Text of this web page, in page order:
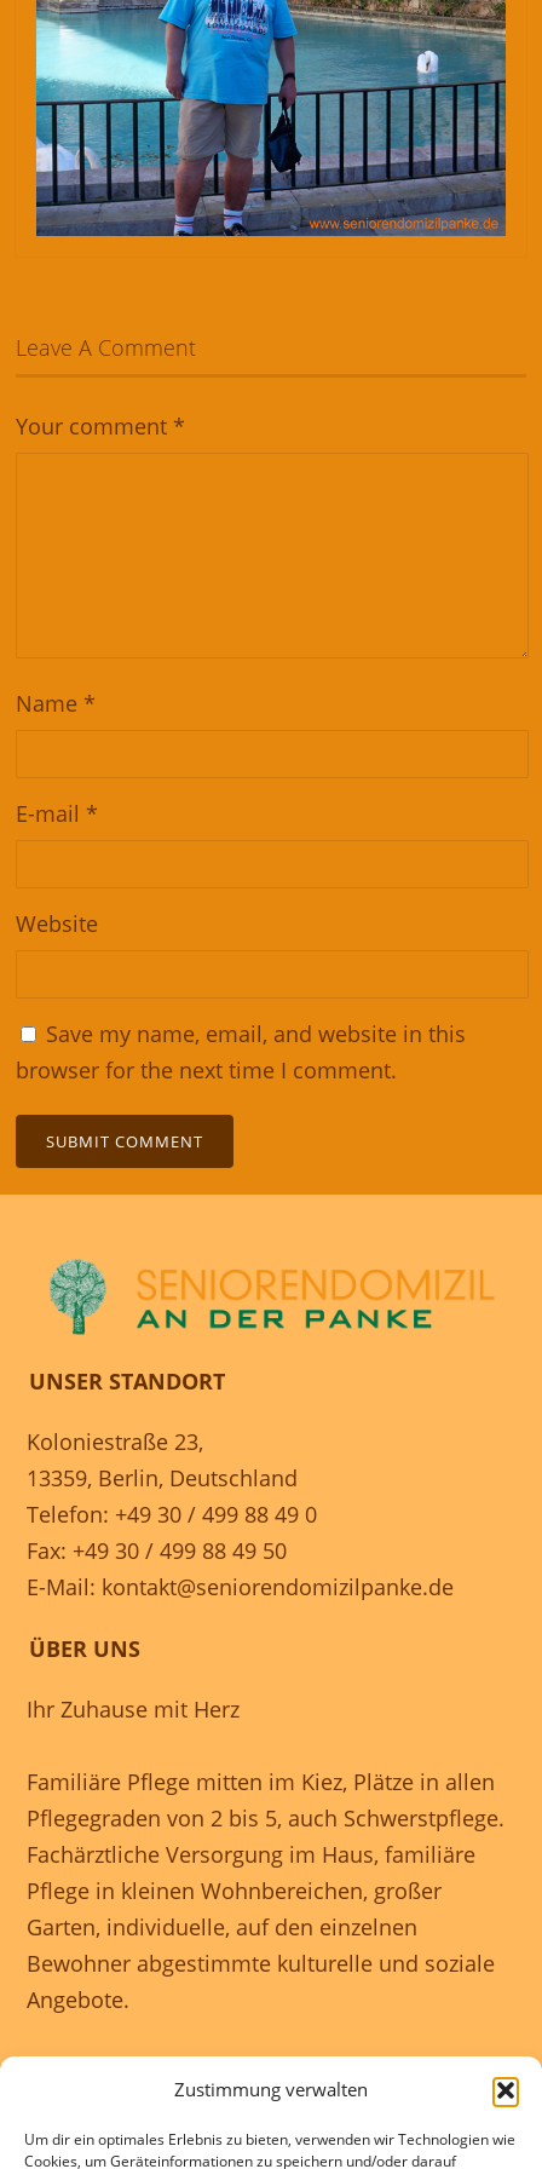
Zustimmung verwalten
Um dir ein optimales Erlebnis zu bieten, verwenden wir Technologien wie
Cookies, um Geräteinformationen zu speichern und/oder darauf
Leave A Comment
Your comment *
Name *
E-mail *
Website
Save my name, email, and website in this
browser for the next time I comment.
UNSER STANDORT
Koloniestraße 23,
13359, Berlin, Deutschland
Telefon: +49 30 / 499 88 49 0
Fax: +49 30 / 499 88 49 50
E-Mail: kontakt@seniorendomizilpanke.de
ÜBER UNS
Ihr Zuhause mit Herz
Familiäre Pflege mitten im Kiez, Plätze in allen
Pflegegraden von 2 bis 5, auch Schwerstpflege.
Fachärztliche Versorgung im Haus, familiäre
Pflege in kleinen Wohnbereichen, großer
Garten, individuelle, auf den einzelnen
Bewohner abgestimmte kulturelle und soziale
Angebote.
gewährleisten eine 24 Stunden rundum
Betreuung.